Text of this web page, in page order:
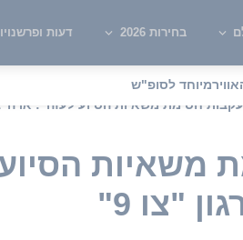
בחירות 2026 דעות
מיוחד לסופ"ש
חסימת משאיות הסיוע לעזה": ארה"ב
משאיות
"צו 9"